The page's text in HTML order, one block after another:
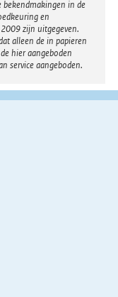
bekendmakingen in de
en
zijn uitgegeven.
alleen de in papieren
hier aangeboden
service aangeboden.